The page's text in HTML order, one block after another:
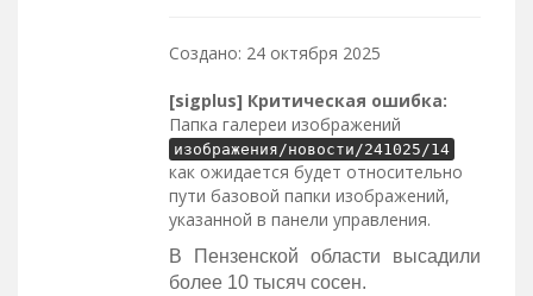
Создано: 24 октября 2025
[sigplus] Критическая ошибка:
Папка галереи изображений
изображения/новости/241025/14
как ожидается будет относительно
пути базовой папки изображений,
указанной в панели управления.
В Пензенской области высадили
более 10 тысяч сосен.